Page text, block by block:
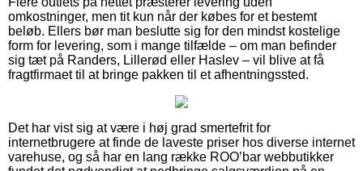
omkostninger, men tit kun når der købes for et bestemt
beløb. Ellers bør man beslutte sig for den mindst kostelige
form for levering, som i mange tilfælde – om man befinder
sig tæt på Randers, Lillerød eller Haslev – vil blive at få
fragtfirmaet til at bringe pakken til et afhentningssted.
Det har vist sig at være i høj grad smertefrit for
internetbrugere at finde de laveste priser hos diverse internet
varehuse, og så har en lang række ROO’bar webbutikker